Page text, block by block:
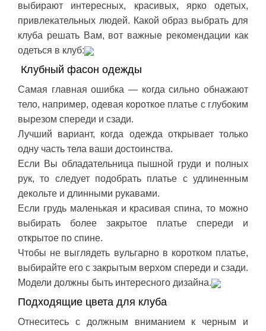
выбирают интересных, красивых, ярко одетых,
привлекательных людей. Какой образ выбрать для
клуба решать Вам, вот важные рекомендации как
одеться в клуб:
Клубный фасон одежды
Самая главная ошибка — когда сильно обнажают
тело, например, одевая короткое платье с глубоким
вырезом спереди и сзади.
Лучший вариант, когда одежда открывает только
одну часть тела ваши достоинства.
Если Вы обладательница пышной груди и полных
рук, то следует подобрать платье с удлиненным
декольте и длинными рукавами.
Если грудь маленькая и красивая спина, то можно
выбирать более закрытое платье спереди и
открытое по спине.
Чтобы не выглядеть вульгарно в коротком платье,
выбирайте его с закрытым верхом спереди и сзади.
Модели должны быть интересного дизайна.
Подходящие цвета для клуба
Отнеситесь с должным вниманием к черным и